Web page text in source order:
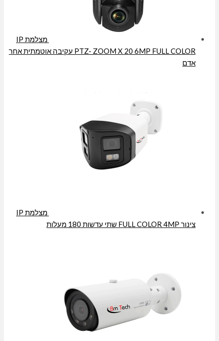
מצלמת IP
PTZ- ZOOM X 20 6MP FULL COLOR עקיבה אוטמתית אחר
אדם
מצלמת IP
צינור FULL COLOR 4MP שתי עדשות 180 מעלות